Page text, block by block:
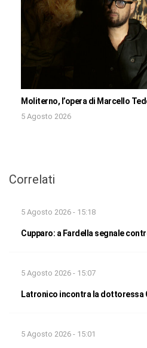
Moliterno, l’opera di Marcello
5 Agosto 2026
Correlati
5 Agosto 2026 - 15:18
Cupparo: a Fardella segnale
5 Agosto 2026 - 15:07
Latronico incontra la dottoressa
5 Agosto 2026 - 15:01